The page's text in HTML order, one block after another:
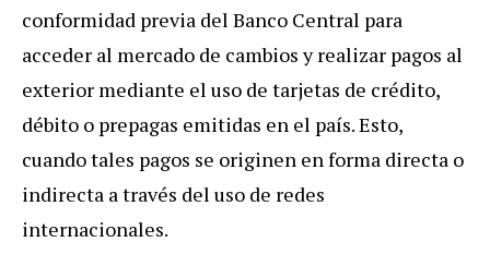
conformidad previa del Banco Central para
acceder al mercado de cambios y realizar pagos al
exterior mediante el uso de tarjetas de crédito,
débito o prepagas emitidas en el país. Esto,
cuando tales pagos se originen en forma directa o
indirecta a través del uso de redes
internacionales.